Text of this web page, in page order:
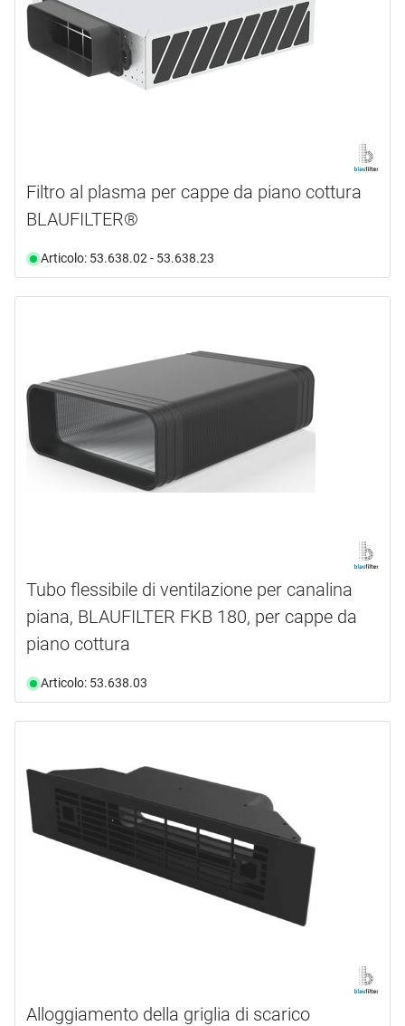
Filtro al plasma per cappe da piano cottura
BLAUFILTER®
Articolo: 53.638.02 - 53.638.23
Tubo flessibile di ventilazione per canalina
piana, BLAUFILTER FKB 180, per cappe da
piano cottura
Articolo: 53.638.03
Alloggiamento della griglia di scarico